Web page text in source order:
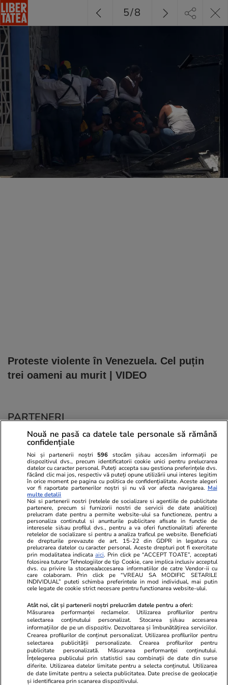
Proteste violente în Venezuela. Cel puțin
trei oameni au murit | VIDEO
5/8
PARTENERI
Viva.ro
Ce s-a aflat despre prima soție a lui Claudiu
Manda i-a suprins pe toți! Dar mai ales gestul
făcut de Olguța pentru mama copilului
soțului e chiar cir...
Unica.ro
Nu și ei! S-au
căsnicie! Cei doi
secret. Nimeni
motiv al
© 2026 Ringier Romania. Toate drepturile rezervate
Actualizare preferințe cookies
Nouă ne pasă ca datele tale personale să rămână
confidențiale
Noi și partenerii noștri 596 stocăm și/sau accesăm informații pe
dispozitivul dvs., precum identificatorii cookie unici pentru prelucrarea
datelor cu caracter personal. Puteți accepta sau gestiona preferințele dvs.
făcând clic mai jos, respectiv vă puteți opune utilizării unui interes legitim
în orice moment pe pagina cu politica de confidențialitate. Aceste alegeri
vor fi raportate partenerilor noștri și nu vă vor afecta navigarea. Mai
multe detalii
Noi si partenerii nostri (retelele de socializare si agentiile de publicitate
partenere, precum si furnizorii nostri de servicii de date analitice)
prelucram date pentru a permite website-ului sa functioneze, pentru a
personaliza continutul si anunturile publicitare afisate in functie de
interesele si/sau profilul dvs., pentru a va oferi functionalitati aferente
retelelor de socializare si pentru a analiza traficul pe website. Beneficiati
de drepturile prevazute de art. 15-22 din GDPR in legatura cu
prelucrarea datelor cu caracter personal. Aceste drepturi pot fi exercitate
prin modalitatea indicataaici. Prin click pe “ACCEPT TOATE”, acceptati
folosirea tuturor Tehnologiilor de tip Cookie, care implica inclusiv acceptul
dvs. cu privire la stocarea/accesarea informatiilor de catre Vendor-ii cu
care colaboram. Prin click pe “VREAU SA MODIFIC SETARILE
INDIVIDUAL” puteti schimba preferintele in mod individual, mai putin
cele legate de cookie strict necesare pentru functionarea website-ului.
Atât noi, cât și partenerii noștri prelucrăm datele pentru a oferi:
Măsurarea performanței reclamelor. Utilizarea profilurilor pentru
selectarea conținutului personalizat. Stocarea și/sau accesarea
informațiilor de pe un dispozitiv. Dezvoltarea și îmbunătățirea serviciilor.
Crearea profilurilor de conținut personalizat. Utilizarea profilurilor pentru
selectarea publicității personalizate. Crearea profilurilor pentru
publicitate personalizată. Măsurarea performanței conținutului.
Înțelegerea publicului prin statistici sau combinații de date din surse
diferite. Utilizarea datelor limitate pentru a selecta conținutul. Utilizarea
de date limitate pentru a selecta publicitatea. Date precise de geolocație
și identificarea prin scanarea dispozitivului.